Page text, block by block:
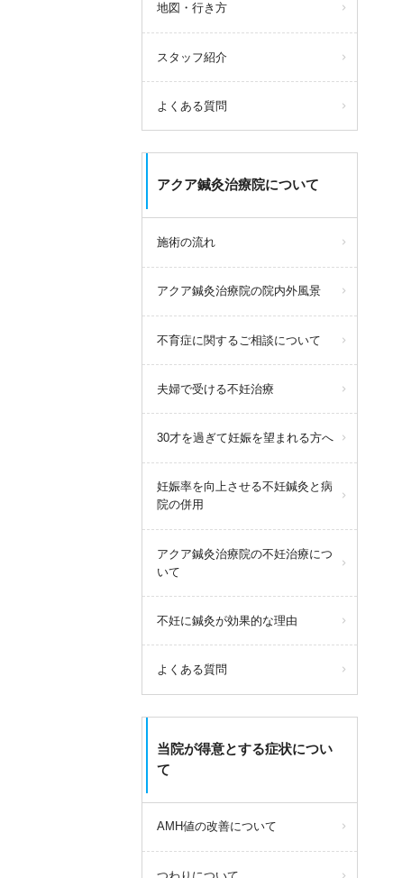
地図・行き方
スタッフ紹介
よくある質問
アクア鍼灸治療院について
施術の流れ
アクア鍼灸治療院の院内外風景
不育症に関するご相談について
夫婦で受ける不妊治療
30才を過ぎて妊娠を望まれる方へ
妊娠率を向上させる不妊鍼灸と病
院の併用
アクア鍼灸治療院の不妊治療につ
いて
不妊に鍼灸が効果的な理由
よくある質問
当院が得意とする症状につい
て
AMH値の改善について